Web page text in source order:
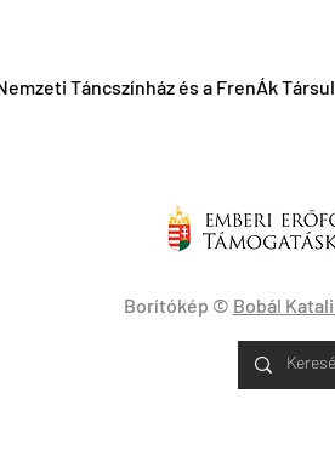
Táncszínház és a FrenÁk
Borítókép © Bobál